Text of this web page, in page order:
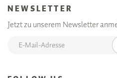
NEWSLETTER
Jetzt zu unserem Newsletter